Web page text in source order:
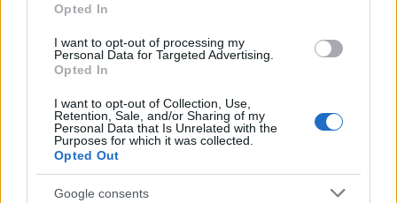
Opted In
I want to opt-out of processing my
Personal Data for Targeted Advertising.
Opted In
I want to opt-out of Collection, Use,
Retention, Sale, and/or Sharing of my
Personal Data that Is Unrelated with the
Purposes for which it was collected.
Opted Out
Google consents
Közép-Mediterrán útvonal, A Darién-régió és az
Manaus: a dzsungel szívének városa